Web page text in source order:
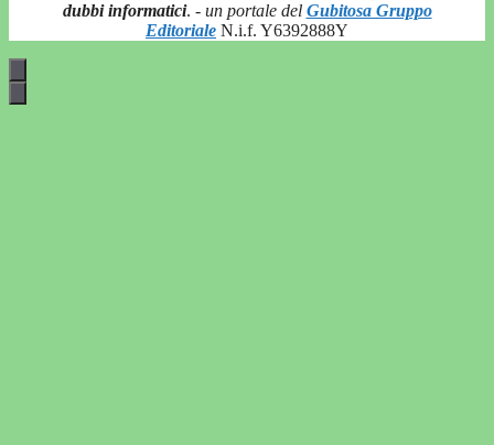
dubbi informatici. - un portale del Gubitosa Gruppo
Editoriale N.i.f. Y6392888Y